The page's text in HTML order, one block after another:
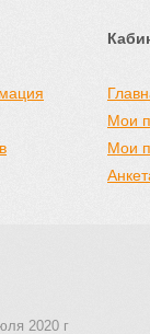
Мои
Мои
2020 г